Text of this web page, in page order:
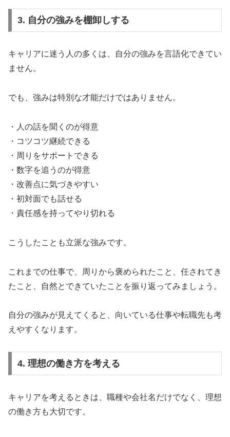
3. 自分の強みを棚卸しする
キャリアに迷う人の多くは、自分の強みを言語化できてい
ません。
でも、強みは特別な才能だけではありません。
・人の話を聞くのが得意
・コツコツ継続できる
・周りをサポートできる
・数字を追うのが得意
・改善点に気づきやすい
・初対面でも話せる
・責任感を持ってやり切れる
こうしたことも立派な強みです。
これまでの仕事で、周りから褒められたこと、任されてき
たこと、自然とできていたことを振り返ってみましょう。
自分の強みが見えてくると、向いている仕事や転職先も考
えやすくなります。
4. 理想の働き方を考える
キャリアを考えるときは、職種や会社名だけでなく、理想
の働き方も大切です。